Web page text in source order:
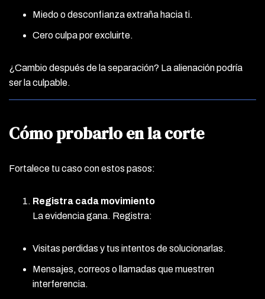
Miedo o desconfianza extraña hacia ti.
Cero culpa por excluirte.
¿Cambio después de la separación? La alienación podría
ser la culpable.
Cómo probarlo en la corte
Fortalece tu caso con estos pasos:
Registra cada movimiento
La evidencia gana. Registra:
Visitas perdidas y tus intentos de solucionarlas.
Mensajes, correos o llamadas que muestren
interferencia.